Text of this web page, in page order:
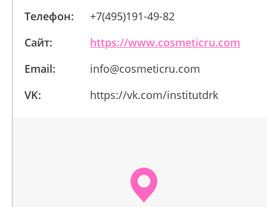
Телефон:
+7(495)191-49-82
Сайт:
https://www.cosmeticru.com
Email:
info@cosmeticru.com
VK:
https://vk.com/institutdrk